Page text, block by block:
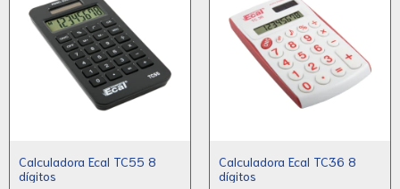
Calculadora Ecal TC55 8
dígitos
Calculadora Ecal TC36 8
dígitos